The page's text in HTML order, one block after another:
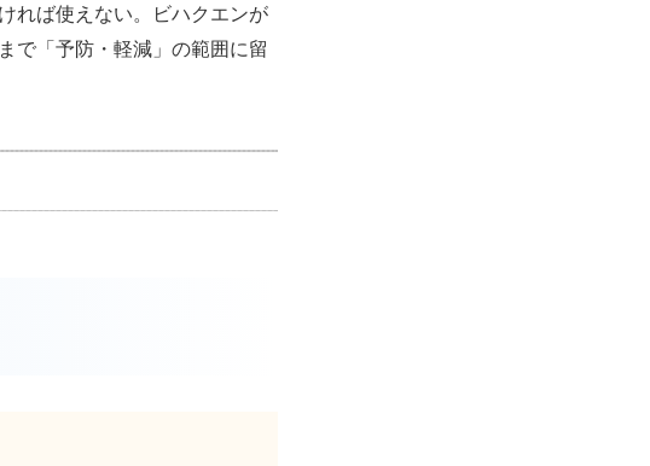
れば使えない。ビハクエンが
で「予防・軽減」の範囲に留